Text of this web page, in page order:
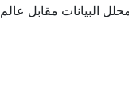
البيانات مقابل عالم